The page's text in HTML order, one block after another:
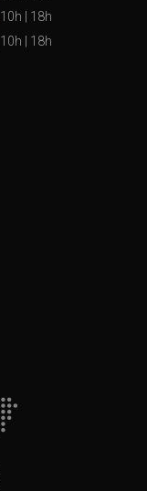
10h
18h
10h 18h